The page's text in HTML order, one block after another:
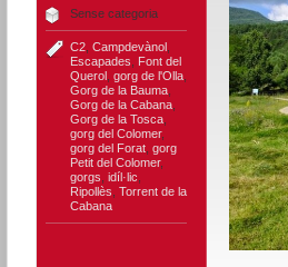
Sense categoria
C2, Campdevànol,
Escapades
Font del
Querol, gorg de l'Olla,
Gorg de la Bauma,
Gorg de la Cabana,
Gorg de la Tosca,
gorg del Colomer,
gorg del Forat, gorg
Petit del Colomer,
gorgs idíl·lic
Ripollès Torrent de la
Cabana